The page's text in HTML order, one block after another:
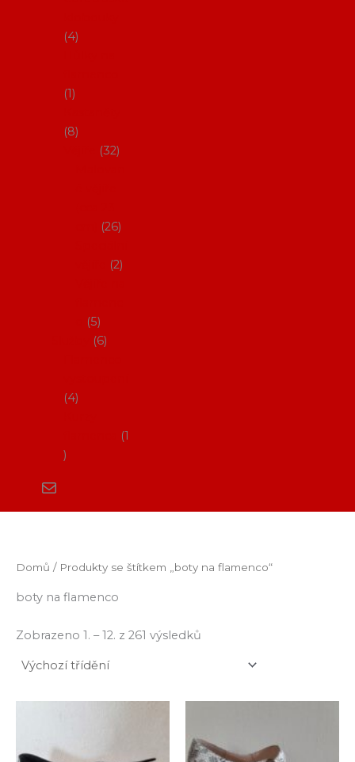
4
1
8
32
26
2
5
6
4
1
Domů / Produkty se štítkem „boty na flamenco“
boty na flamenco
Zobrazeno 1. – 12. z 261 výsledků